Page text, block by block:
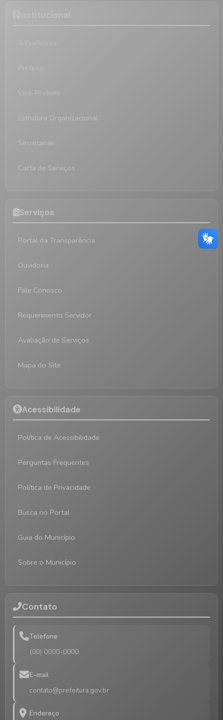
Vice-Prefeito
Estrutura Organizacional
Secretarias
Carta de Serviços
Serviços
Portal da Transparência
Ouvidoria
Fale Conosco
Requerimento Servidor
Avaliação de Serviços
Mapa do Site
Acessibilidade
Política de Acessibilidade
Perguntas Frequentes
Política de Privacidade
Busca no Portal
Guia do Município
Sobre o Município
Contato
Telefone
(00) 0000-0000
E-mail
contato@prefeitura.gov.br
Endereço